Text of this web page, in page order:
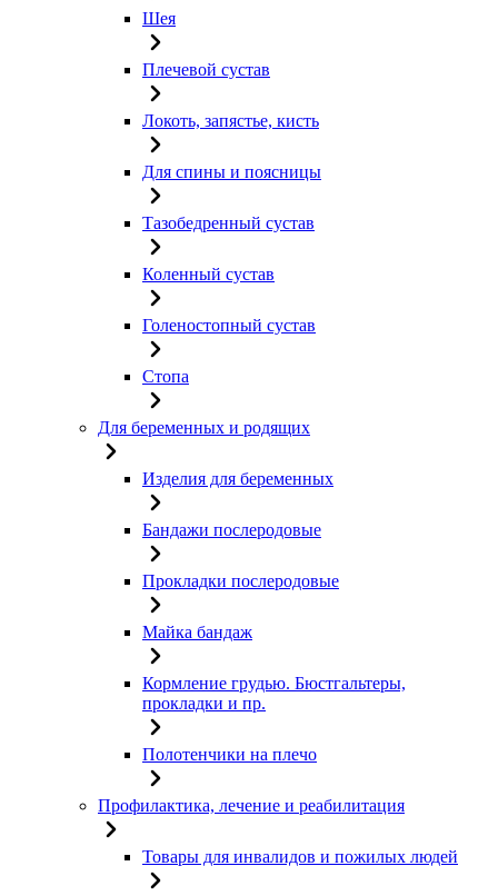
Шея
Плечевой сустав
Локоть, запястье, кисть
Для спины и поясницы
Тазобедренный сустав
Коленный сустав
Голеностопный сустав
Стопа
Для беременных и родящих
Изделия для беременных
Бандажи послеродовые
Прокладки послеродовые
Майка бандаж
Кормление грудью. Бюстгальтеры,
прокладки и пр.
Полотенчики на плечо
Профилактика, лечение и реабилитация
Товары для инвалидов и пожилых людей